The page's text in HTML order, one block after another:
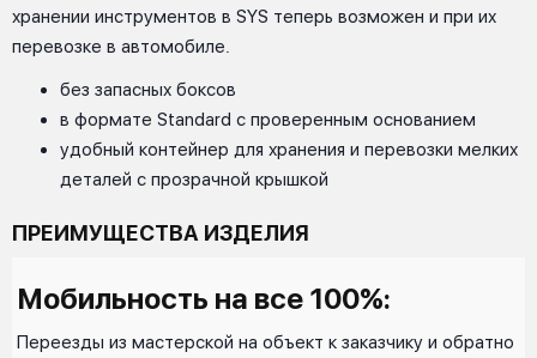
хранении инструментов в SYS теперь возможен и при их
перевозке в автомобиле.
без запасных боксов
в формате Standard с проверенным основанием
удобный контейнер для хранения и перевозки мелких
деталей с прозрачной крышкой
ПРЕИМУЩЕСТВА ИЗДЕЛИЯ
Мобильность на все 100%:
Переезды из мастерской на объект к заказчику и обратно